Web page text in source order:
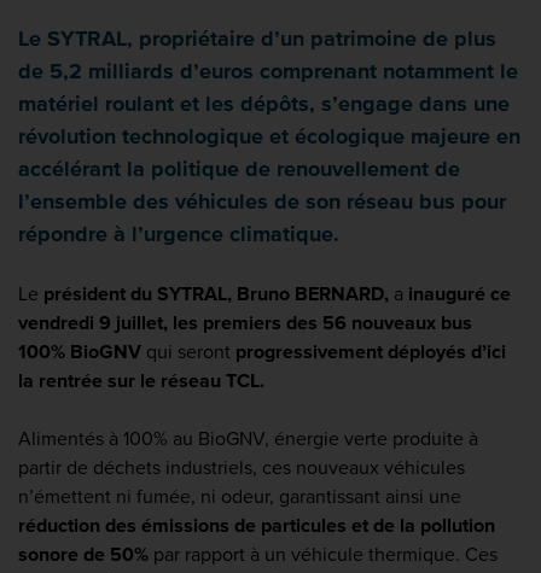
Le SYTRAL, propriétaire d’un patrimoine de plus
de 5,2 milliards d’euros comprenant notamment le
matériel roulant et les dépôts, s’engage dans une
révolution technologique et écologique majeure en
accélérant la politique de renouvellement de
l’ensemble des véhicules de son réseau bus pour
répondre à l’urgence climatique.
Le président du SYTRAL, Bruno BERNARD, a inauguré ce
vendredi 9 juillet, les premiers des 56 nouveaux bus
100% BioGNV qui seront progressivement déployés d’ici
la rentrée sur le réseau TCL.
Alimentés à 100% au BioGNV, énergie verte produite à
partir de déchets industriels, ces nouveaux véhicules
n’émettent ni fumée, ni odeur, garantissant ainsi une
réduction des émissions de particules et de la pollution
sonore de 50% par rapport à un véhicule thermique. Ces